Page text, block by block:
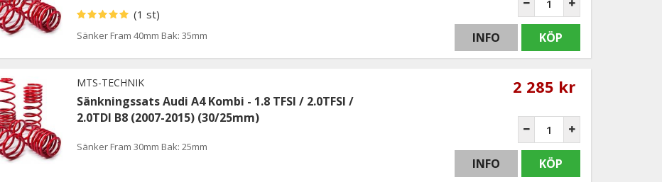
(1 st)
Sänker Fram 40mm Bak: 35mm INFO KÖP
MTS-TECHNIK
Sänkningssats Audi A4 Kombi - 1.8 TFSI / 2.0TFSI /
2.0TDI B8 (2007-2015) (30/25mm)
Sänker Fram 30mm Bak: 25mm
2 285 kr
INFO KÖP